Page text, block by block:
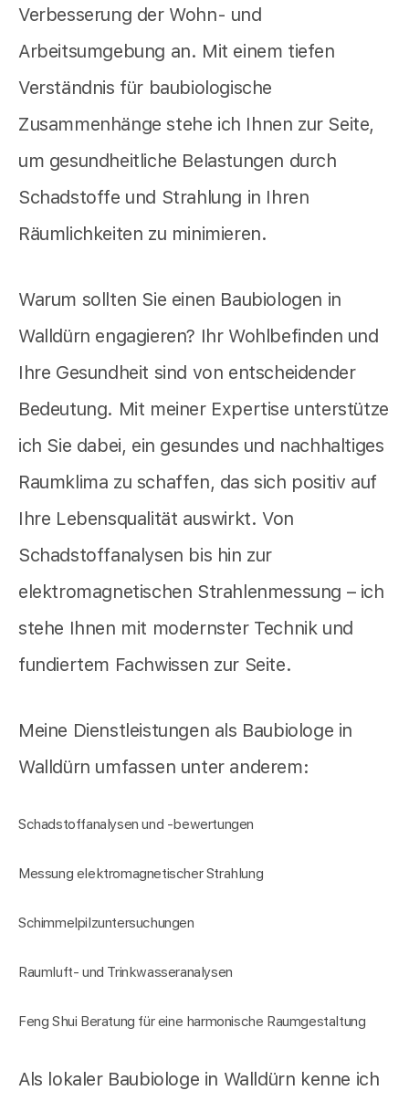
Verbesserung der Wohn- und
Arbeitsumgebung an. Mit einem tiefen
Verständnis für baubiologische
Zusammenhänge stehe ich Ihnen zur Seite,
um gesundheitliche Belastungen durch
Schadstoffe und Strahlung in Ihren
Räumlichkeiten zu minimieren.
Warum sollten Sie einen Baubiologen in
Walldürn engagieren? Ihr Wohlbefinden und
Ihre Gesundheit sind von entscheidender
Bedeutung. Mit meiner Expertise unterstütze
ich Sie dabei, ein gesundes und nachhaltiges
Raumklima zu schaffen, das sich positiv auf
Ihre Lebensqualität auswirkt. Von
Schadstoffanalysen bis hin zur
elektromagnetischen Strahlenmessung – ich
stehe Ihnen mit modernster Technik und
fundiertem Fachwissen zur Seite.
Meine Dienstleistungen als Baubiologe in
Walldürn umfassen unter anderem:
Schadstoffanalysen und -bewertungen
Messung elektromagnetischer Strahlung
Schimmelpilzuntersuchungen
Raumluft- und Trinkwasseranalysen
Feng Shui Beratung für eine harmonische Raumgestaltung
Als lokaler Baubiologe in Walldürn kenne ich